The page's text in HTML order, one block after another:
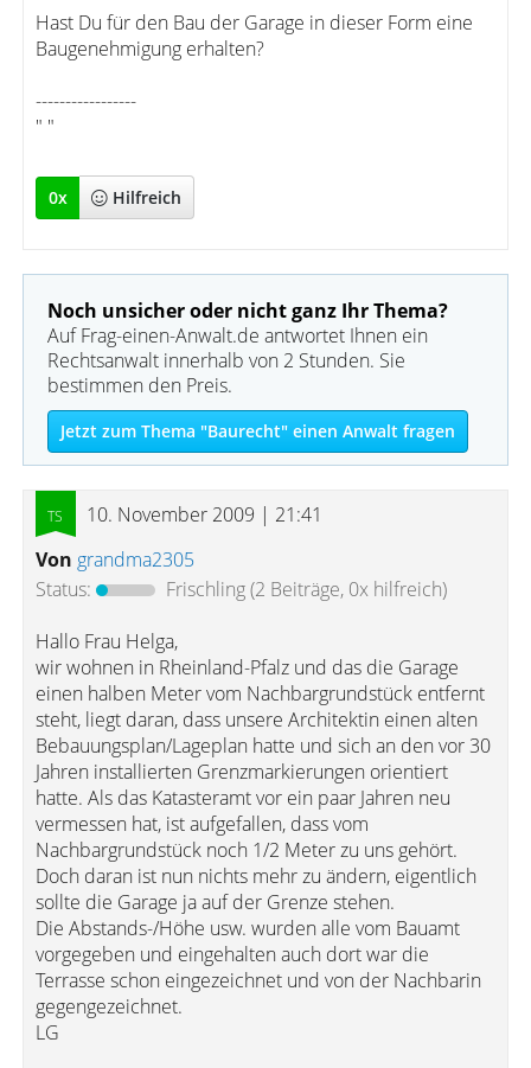
Hast Du für den Bau der Garage in dieser Form eine
Baugenehmigung erhalten?
-----------------
" "
0x Hilfreich
Noch unsicher oder nicht ganz Ihr Thema?
Auf Frag-einen-Anwalt.de antwortet Ihnen ein
Rechtsanwalt innerhalb von 2 Stunden. Sie
bestimmen den Preis.
Jetzt zum Thema "Baurecht" einen Anwalt fragen
10. November 2009 | 21:41
Von grandma2305
Status:
Frischling(2 Beiträge, 0x hilfreich)
Hallo Frau Helga,
wir wohnen in Rheinland-Pfalz und das die Garage
einen halben Meter vom Nachbargrundstück entfernt
steht, liegt daran, dass unsere Architektin einen alten
Bebauungsplan/Lageplan hatte und sich an den vor 30
Jahren installierten Grenzmarkierungen orientiert
hatte. Als das Katasteramt vor ein paar Jahren neu
vermessen hat, ist aufgefallen, dass vom
Nachbargrundstück noch 1/2 Meter zu uns gehört.
Doch daran ist nun nichts mehr zu ändern, eigentlich
sollte die Garage ja auf der Grenze stehen.
Die Abstands-/Höhe usw. wurden alle vom Bauamt
vorgegeben und eingehalten auch dort war die
Terrasse schon eingezeichnet und von der Nachbarin
gegengezeichnet.
LG